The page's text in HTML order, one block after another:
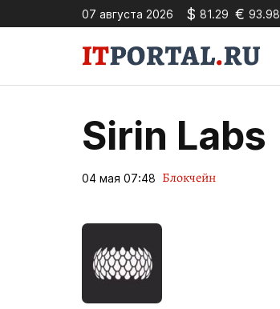
07 августа 2026 $ 81.29 € 93.98
Sirin Labs
04 мая 07:48 Блокчейн